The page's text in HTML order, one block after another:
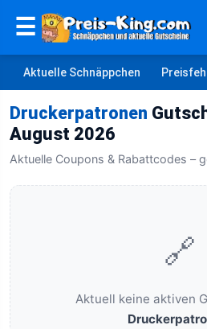
☰
Aktuelle Schnäppchen
Druckerpatronen
August 2026
Aktuelle Coupons & Rabattcodes –
🔗
Aktuell keine aktiven